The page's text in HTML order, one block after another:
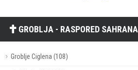
GROBLJA - RASPORED SAHRANA
Groblje Ciglena (108)